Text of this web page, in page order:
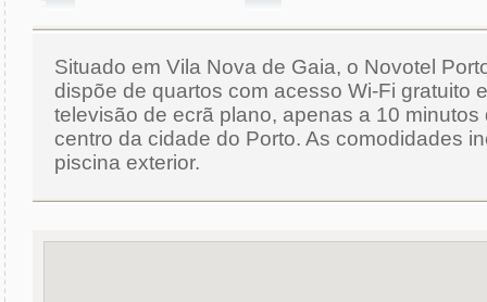
Situado em Vila Nova de Gaia, o Novotel
dispõe de quartos com acesso Wi-Fi gratuito
televisão de ecrã plano, apenas a 10 minutos
centro da cidade do Porto. As comodidades
piscina exterior.